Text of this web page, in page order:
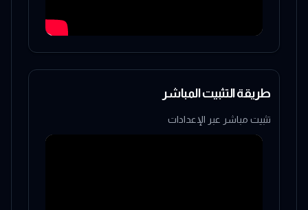
طريقة التثبيت المباشر
تثبيت مباشر عبر الإعدادات